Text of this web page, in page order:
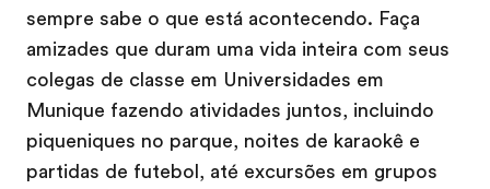
sempre sabe o que está acontecendo. Faça
amizades que duram uma vida inteira com seus
colegas de classe em Universidades em
Munique fazendo atividades juntos, incluindo
piqueniques no parque, noites de karaokê e
partidas de futebol, até excursões em grupos